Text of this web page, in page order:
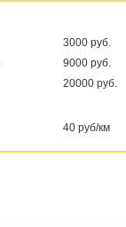
3000 руб.
9000 руб.
20000 руб.
40 руб/км